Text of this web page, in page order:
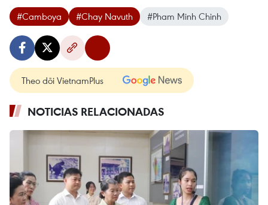
#Camboya #Chay Navuth #Pham Minh Chinh
Theo dõi VietnamPlus
NOTICIAS RELACIONADAS